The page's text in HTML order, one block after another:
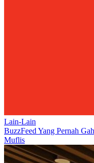
Lain-Lain
BuzzFeed Yang Pernah
Muflis